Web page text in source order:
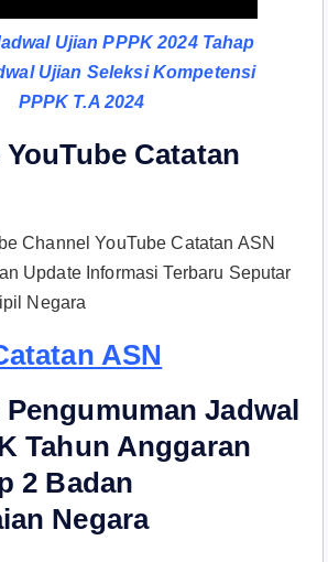
Ujian PPPK 2024 Tahap
Ujian Seleksi Kompetensi
PPPK T.A 2024
Catatan
Channel YouTube Catatan ASN
Update Informasi Terbaru Seputar
Negara
ASN
Jadwal
Tahun Anggaran
2 Badan
Negara